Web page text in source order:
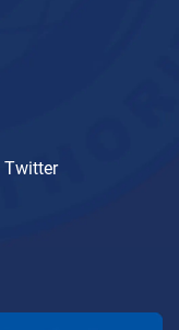
Twitter